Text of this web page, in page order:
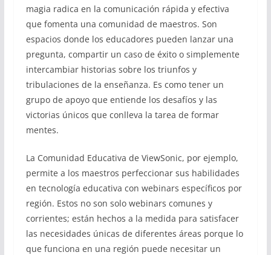
magia radica en la comunicación rápida y efectiva
que fomenta una comunidad de maestros. Son
espacios donde los educadores pueden lanzar una
pregunta, compartir un caso de éxito o simplemente
intercambiar historias sobre los triunfos y
tribulaciones de la enseñanza. Es como tener un
grupo de apoyo que entiende los desafíos y las
victorias únicos que conlleva la tarea de formar
mentes.
La Comunidad Educativa de ViewSonic, por ejemplo,
permite a los maestros perfeccionar sus habilidades
en tecnología educativa con webinars específicos por
región. Estos no son solo webinars comunes y
corrientes; están hechos a la medida para satisfacer
las necesidades únicas de diferentes áreas porque lo
que funciona en una región puede necesitar un